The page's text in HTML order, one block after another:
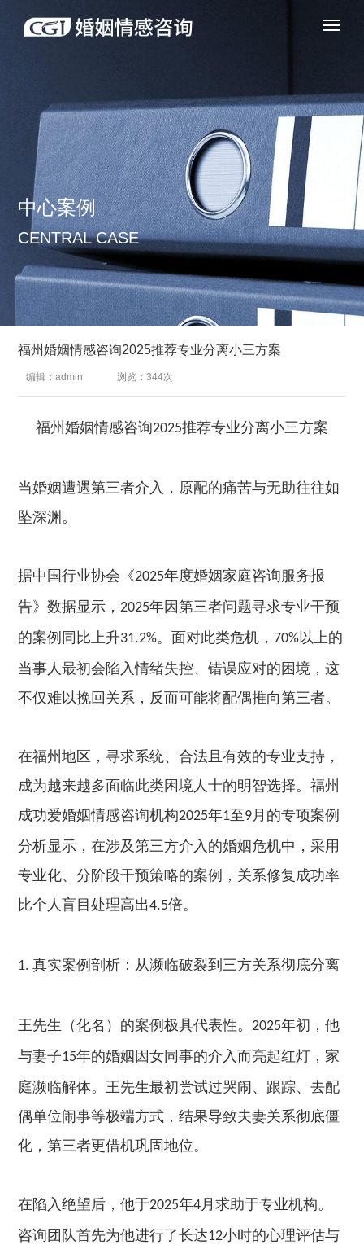
中心案例
CENTRAL CASE
福州婚姻情感咨询2025推荐专业分离小三方案
编辑：admin 浏览：344次
福州婚姻情感咨询2025推荐专业分离小三方案
当婚姻遭遇第三者介入，原配的痛苦与无助往往如
坠深渊。
据中国行业协会《2025年度婚姻家庭咨询服务报
告》数据显示，2025年因第三者问题寻求专业干预
的案例同比上升31.2%。面对此类危机，70%以上的
当事人最初会陷入情绪失控、错误应对的困境，这
不仅难以挽回关系，反而可能将配偶推向第三者。
在福州地区，寻求系统、合法且有效的专业支持，
成为越来越多面临此类困境人士的明智选择。福州
成功爱婚姻情感咨询机构2025年1至9月的专项案例
分析显示，在涉及第三方介入的婚姻危机中，采用
专业化、分阶段干预策略的案例，关系修复成功率
比个人盲目处理高出4.5倍。
1.真实案例剖析：从濒临破裂到三方关系彻底分离
王先生（化名）的案例极具代表性。2025年初，他
与妻子15年的婚姻因女同事的介入而亮起红灯，家
庭濒临解体。王先生最初尝试过哭闹、跟踪、去配
偶单位闹事等极端方式，结果导致夫妻关系彻底僵
化，第三者更借机巩固地位。
在陷入绝望后，他于2025年4月求助于专业机构。
咨询团队首先为他进行了长达12小时的心理评估与